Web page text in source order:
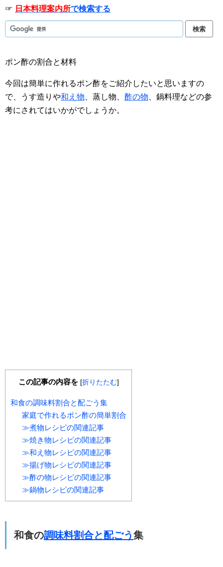
☞ 日本料理案内所で検索する
ポン酢の割合と材料
今回は簡単に作れるポン酢をご紹介したいと思いますの
で、うす造りや和え物 、蒸し物、 酢の物 、鍋料理などの参
考にされてはいかがでしょうか。
この記事の内容を [折りたたむ]
和食の調味料割合と配ごう集
家庭で作れるポン酢の簡単割合
≫煮物レシピの関連記事
≫焼き物レシピの関連記事
≫和え物レシピの関連記事
≫揚げ物レシピの関連記事
≫酢の物レシピの関連記事
≫鍋物レシピの関連記事
和食の調味料割合と配ごう集